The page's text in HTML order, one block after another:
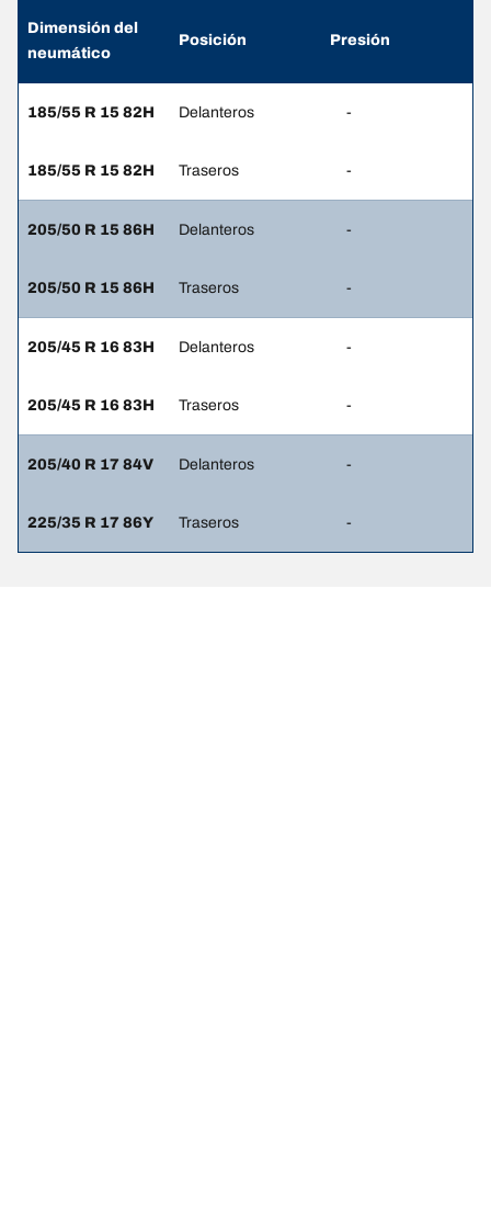
Dimensión del
neumático
Posición Presión
185/55 R 15 82H Delanteros -
185/55 R 15 82H Traseros -
205/50 R 15 86H Delanteros -
205/50 R 15 86H Traseros -
205/45 R 16 83H Delanteros -
205/45 R 16 83H Traseros -
205/40 R 17 84V Delanteros -
225/35 R 17 86Y Traseros -